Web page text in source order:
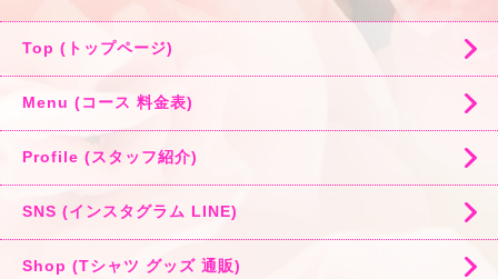
Top (トップページ)
Menu (コース 料金表)
Profile (スタッフ紹介)
SNS (インスタグラム LINE)
Shop (Tシャツ グッズ 通販)